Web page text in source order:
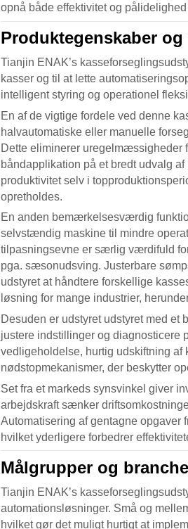
opnå både effektivitet og
Produktegenskaber
Tianjin ENAK’s
kasser og til at lette
intelligent styring og operationel
En af de vigtige fordele ved denne
halvautomatiske eller manuelle
Dette eliminerer uregelmæssigheder
båndapplikation på et bredt udvalg
produktivitet selv i
opretholdes.
En anden bemærkelsesværdig
selvstændig maskine til mindre
tilpasningsevne er særlig værdifuld
pga. sæsonudsving. Justerbare
udstyret at håndtere forskellige
løsning for mange industrier,
Desuden er udstyret udstyret med et
justere indstillinger og diagnosticere
vedligeholdelse, hurtig udskiftning af
nødstopmekanismer, der beskytter
Set fra et markeds synsvinkel giver
arbejdskraft sænker
Automatisering af gentagne opgaver
hvilket yderligere forbedrer
Målgrupper og
Tianjin ENAK’s
automationsløsninger. Små og
hvilket gør det muligt hurtigt at